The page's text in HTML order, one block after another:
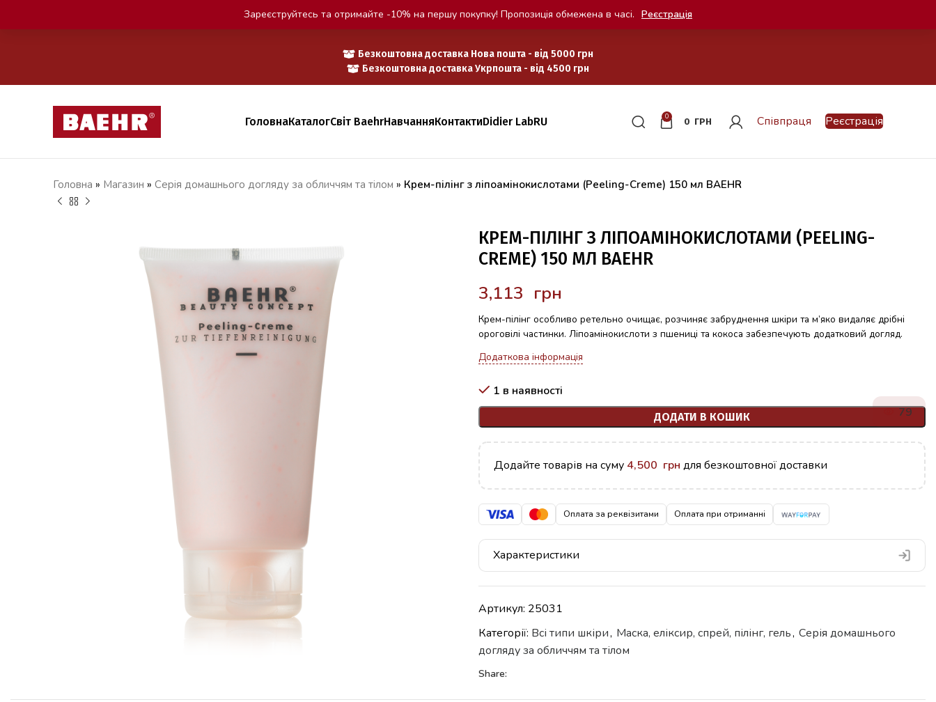
Безкоштовна доставка Нова пошта - від 5000 грн
Безкоштовна доставка Укрпошта - від 4500 грн
ГоловнаКаталогСвіт BaehrНавчанняКонтактиDidier LabRU 0
0 ГРН Співпраця Реєстрація
Головна » Магазин » Серія домашнього догляду за обличчям та тілом » Крем-пілінг з ліпоамінокислотами (Peeling-Creme) 150 мл BAEHR
КРЕМ-ПІЛІНГ З ЛІПОАМІНОКИСЛОТАМИ (PEELING-
CREME) 150 МЛ BAEHR
грн
Крем-пілінг особливо ретельно очищає, розчиняє забруднення шкіри та м’яко видаляє дрібні
ороговілі частинки. Ліпоамінокислоти з пшениці та кокоса забезпечують додатковий догляд.
Додаткова інформація
1 в наявності
ДОДАТИ В КОШИК 82
Додайте товарів на суму 4,500 грн для безкоштовної доставки
Оплата за реквізитами Оплата при отриманні
Характеристики
Артикул: 25031
Категорії: Всі типи шкіри, Маска, еліксир, спрей, пілінг, гель, Серія домашнього
догляду за обличчям та тілом
Share:
Зареєструйтесь та отримайте -10% на першу покупку! Пропозиція обмежена в часі. Реєстрація